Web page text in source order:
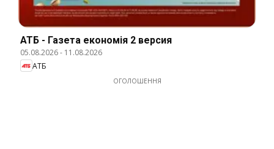
АТБ - Газета економія 2 версия
05.08.2026- 11.08.2026
АТБ
ОГОЛОШЕННЯ